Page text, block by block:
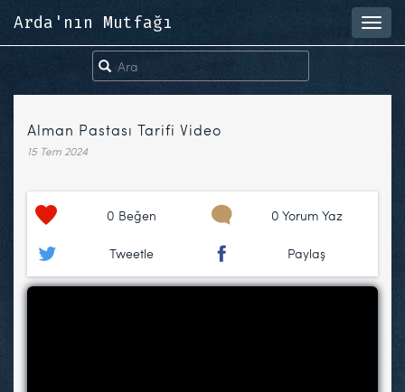
Arda'nın Mutfağı
Alman Pastası Tarifi Video
15 Tem 2024
0 Beğen 0 Yorum Yaz
Tweetle Paylaş